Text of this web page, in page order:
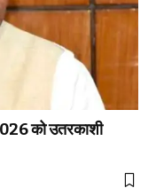
को उतरकाशी